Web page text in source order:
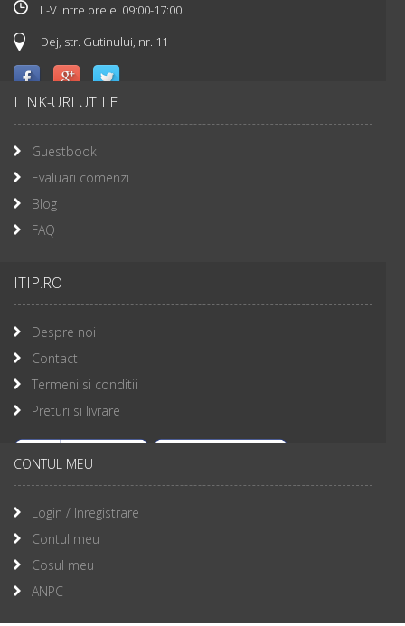
L-V intre orele: 09:00-17:00
Dej, str. Gutinului, nr. 11
LINK-URI UTILE
Guestbook
Evaluari comenzi
Blog
FAQ
ITIP.RO
Despre noi
Contact
Termeni si conditii
Preturi si livrare
CONTUL MEU
Login / Inregistrare
Contul meu
Cosul meu
ANPC